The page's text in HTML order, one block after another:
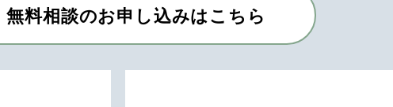
無料相談のお申し込みはこちら